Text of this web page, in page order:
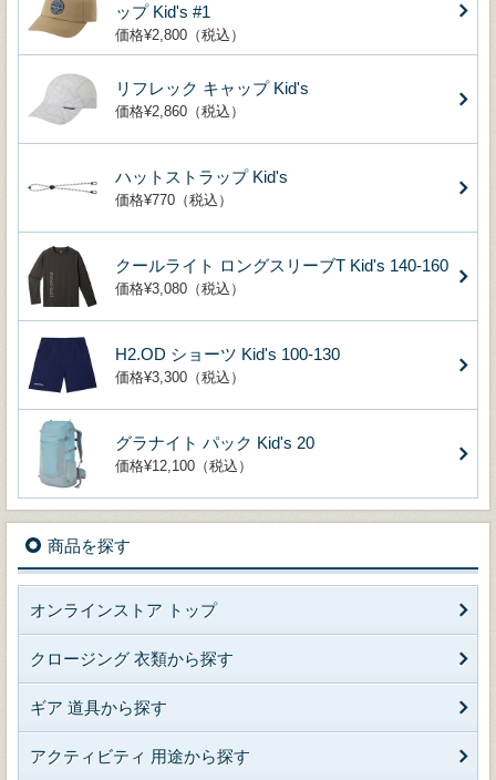
ップ Kid's #1
価格¥2,800（税込）
リフレック キャップ Kid's
価格¥2,860（税込）
ハットストラップ Kid's
価格¥770（税込）
クールライト ロングスリーブT Kid's 140-160
価格¥3,080（税込）
H2.OD ショーツ Kid's 100-130
価格¥3,300（税込）
グラナイト パック Kid's 20
価格¥12,100（税込）
商品を探す
オンラインストア トップ
クロージング 衣類から探す
ギア 道具から探す
アクティビティ 用途から探す